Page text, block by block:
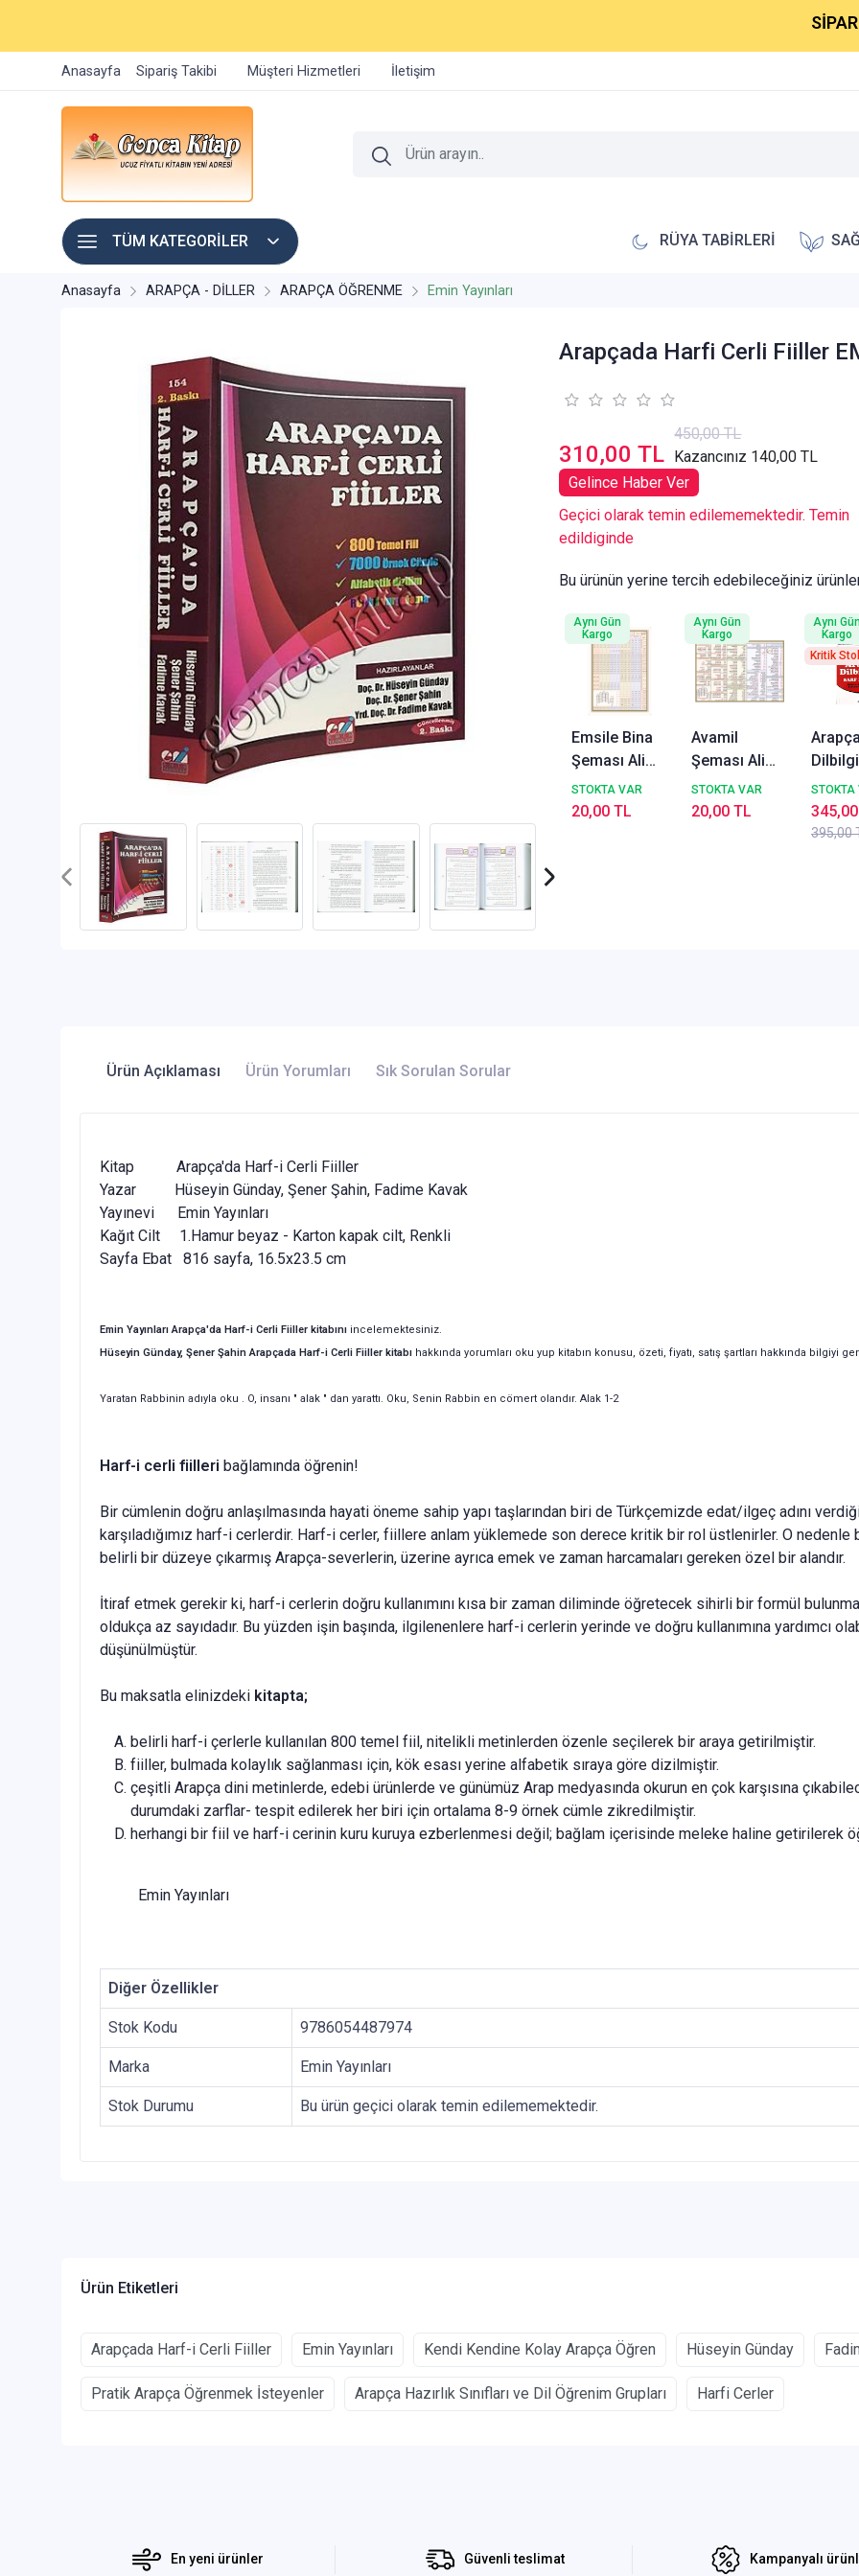
Anasayfa Sipariş Takibi Müşteri Hizmetleri İletişim
TÜM KATEGORİLER RÜYA TABİRLERİ
Anasayfa ARAPÇA - DİLLER ARAPÇA ÖĞRENME Emin Yayınları
Arapçada Harfi Cerli Fiiller
310,00 TL
450,00 TL
Kazancınız 140,00 TL
Gelince Haber Ver
Geçici olarak temin edilememektedir. Temin
edildiginde
Bu ürünün yerine tercih edebileceğiniz
Emsile Bina
Şeması Ali
Kara Kitap
Kalbi
STOKTA VAR
20,00 TL
Aynı Gün
Kargo
Avamil
Şeması Ali
Kara Kitap
Kalbi
STOKTA VAR
20,00 TL
Aynı Gün
Kargo
Bilgisi
STOKTA
395,00
Aynı
Kargo
Kritik
Ürün Açıklaması Ürün Yorumları Sık Sorulan Sorular
Kitap Arapça'da Harf-i Cerli Fiiller
Yazar Hüseyin Günday, Şener Şahin, Fadime Kavak
Yayınevi Emin Yayınları
Kağıt Cilt 1.Hamur beyaz - Karton kapak cilt, Renkli
Sayfa Ebat 816 sayfa, 16.5x23.5 cm
Emin Yayınları Arapça'da Harf-i Cerli Fiiller kitabını incelemektesiniz.
Hüseyin Günday, Şener Şahin Arapçada Harf-i Cerli Fiiller kitabı hakkında yorumları oku yup kitabın konusu, özeti, fiyatı, satış şartları hakkında bilgiyi
Yaratan Rabbinin adıyla oku . O, insanı " alak " dan yarattı. Oku, Senin Rabbin en cömert olandır. Alak 1-2
Harf-i cerli fiilleri bağlamında öğrenin!
Bir cümlenin doğru anlaşılmasında hayati öneme sahip yapı taşlarından biri de Türkçemizde edat/ilgeç adını
karşıladığımız harf-i cerlerdir. Harf-i cerler, fiillere anlam yüklemede son derece kritik bir rol üstlenirler. O nedenle
belirli bir düzeye çıkarmış Arapça-severlerin, üzerine ayrıca emek ve zaman harcamaları gereken özel bir alandır.
İtiraf etmek gerekir ki, harf-i cerlerin doğru kullanımını kısa bir zaman diliminde öğretecek sihirli bir formül
oldukça az sayıdadır. Bu yüzden işin başında, ilgilenenlere harf-i cerlerin yerinde ve doğru kullanımına yardımcı
düşünülmüştür.
Bu maksatla elinizdeki kitapta;
belirli harf-i çerlerle kullanılan 800 temel fiil, nitelikli metinlerden özenle seçilerek bir araya getirilmiştir.
fiiller, bulmada kolaylık sağlanması için, kök esası yerine alfabetik sıraya göre dizilmiştir.
çeşitli Arapça dini metinlerde, edebi ürünlerde ve günümüz Arap medyasında okurun en çok karşısına
durumdaki zarflar- tespit edilerek her biri için ortalama 8-9 örnek cümle zikredilmiştir.
herhangi bir fiil ve harf-i cerinin kuru kuruya ezberlenmesi değil; bağlam içerisinde meleke haline getirilerek
Emin Yayınları
Diğer Özellikler
Stok Kodu 9786054487974
Marka Emin Yayınları
Stok Durumu Bu ürün geçici olarak temin edilememektedir.
Ürün Etiketleri
Arapçada Harf-i Cerli Fiiller Emin Yayınları Kendi Kendine Kolay Arapça Öğren Hüseyin Günday
Pratik Arapça Öğrenmek İsteyenler Arapça Hazırlık Sınıfları ve Dil Öğrenim Grupları Harfi Cerler
En yeni ürünler Güvenli teslimat Kampanyalı